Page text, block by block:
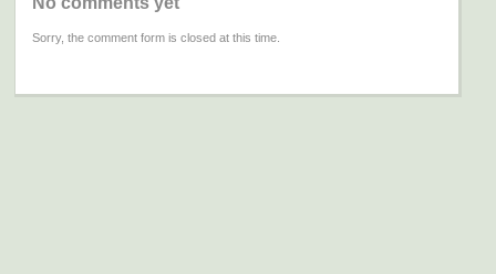
Sorry, the comment form is closed at this time.